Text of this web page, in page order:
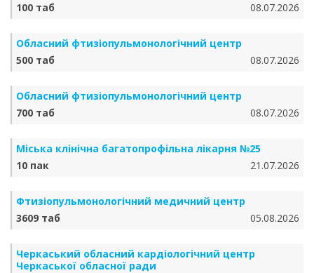
100 таб
08.07.2026
Обласний фтизіопульмонологічний центр
500 таб
08.07.2026
Обласний фтизіопульмонологічний центр
700 таб
08.07.2026
Міська клінічна багатопрофільна лікарня №25
10 пак
21.07.2026
Фтизіопульмонологічний медичний центр
3609 таб
05.08.2026
Черкаський обласний кардіологічний центр
Черкаської обласної ради